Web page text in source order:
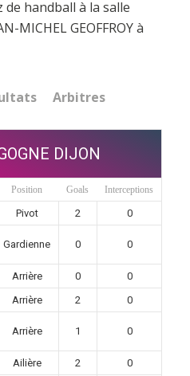
handball à la salle
MICHEL GEOFFROY à
Arbitres
DIJON
Position Goals Interceptions
Pivot 2 0
Gardienne 0 0
Arrière 0
0
Arrière 2 0
Arrière 1 0
Ailière 2 0